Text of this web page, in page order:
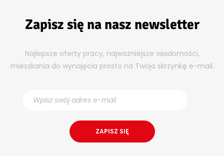
Zapisz się na nasz newsletter
Najlepsze oferty pracy, najważniejsze wiadomości,
mieszkania do wynajęcia prosto na Twoja skrzynkę e-mail.